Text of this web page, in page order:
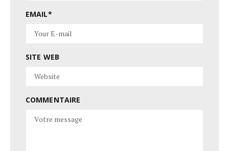
EMAIL*
SITE WEB
COMMENTAIRE